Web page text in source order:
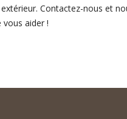
Contactez-nous et
aider !